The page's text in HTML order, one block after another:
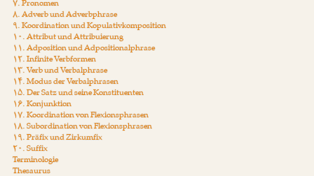
۷. Pronomen
۸. Adverb und Adverbphrase
۹. Koordination und Kopulativkomposition
۱۰. Attribut und Attribuierung
۱۱. Adposition und Adpositionalphrase
۱۲. Infinite Verbformen
۱۳. Verb und Verbalphrase
۱۴. Modus der Verbalphrasen
۱۵. Der Satz und seine Konstituenten
۱۶. Konjunktion
۱۷. Koordination von Flexionsphrasen
۱۸. Subordination von Flexionsphrasen
۱۹. Präfix und Zirkumfix
۲۰. Suffix
Terminologie